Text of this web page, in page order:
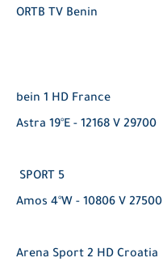
ORTB TV Benin
bein 1 HD France
Astra 19°E - 12168 V 29700
5 SPORT
Amos 4°W - 10806 V 27500
Arena Sport 2 HD Croatia